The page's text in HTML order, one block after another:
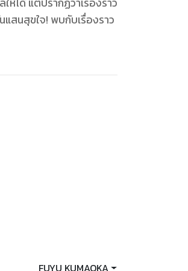
ห้ได้ แต่ปรากฏว่าเรื่องราว
สนสุขใจ! พบกับเรื่องราว